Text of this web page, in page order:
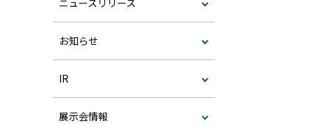
ニュースリリース
お知らせ
IR
展示会情報